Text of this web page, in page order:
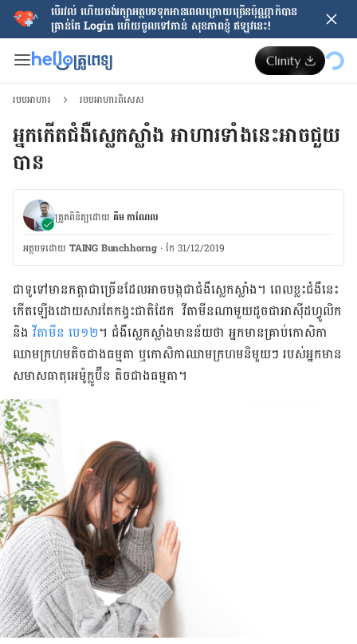
បើរវល់ ហើយចង់​រក្សាអត្ថបទទុកអានពេលក្រោយ​ច្រើនប៉ុណ្ណាក៏បាន
គ្រាន់តែ​ Login ហើយចូលទៅកាន់ សុខភាពខ្ញុំ ឥឡូវនេះ!
របបអាហារ របបអាហារពិសេស
អ្នកកើតជំងឺស្លេកស្លាំង អាហារទាំងនេះអាចជួយ​
បាន​
ត្រួតពិនិត្យដោយ គឹម កាណែល
អត្ថបទ​ដោយ TAING Bunchhorng ·កែ 31/12/2019
ជាទូទៅ​មាន​កត្តា​ជា​ច្រើន​ដែល​អាច​បង្ក​ជា​ជំងឺ​ស្លេកស្លាំង។ ពេល​ខ្លះ​ជំងឺ​នេះ
កើត​ឡើង​ដោយសារ​តែ​កង្វះ​ជាតិ​ដែក វីតាមីន​ណាមួយ​ដូចជា​អាស៊ីដ​ហ្វូលិក
និងវីតាមីន បេ១២។ ជំងឺ​ស្លេកស្លាំង​មាន​ន័យ​ថា អ្នក​មាន​គ្រាប់​កោសិកា​
ឈាម​ក្រហម​តិច​ជាង​ធម្មតា ​ឬកោសិកា​ឈាម​ក្រហម​និមួយៗ របស់​អ្នក​មាន​
សមាស​ធាតុ​អេម៉ូក្លូប៊ីន តិច​ជាង​ធម្មតា។